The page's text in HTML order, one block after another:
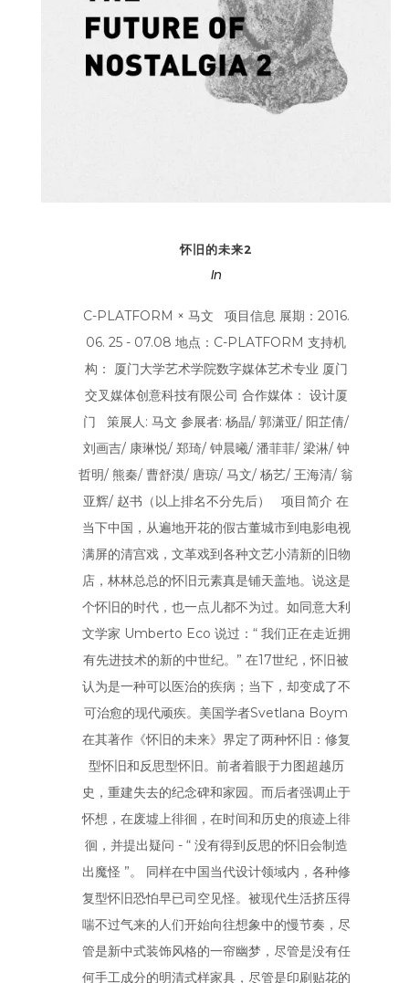
怀旧的未来2
In
C-PLATFORM × 马文 项目信息 展期：2016.
06. 25 - 07.08 地点：C-PLATFORM 支持机
构： 厦门大学艺术学院数字媒体艺术专业 厦门
交叉媒体创意科技有限公司 合作媒体： 设计厦
门 策展人: 马文 参展者: 杨晶/ 郭潇亚/ 阳芷倩/
刘画吉/ 康琳悦/ 郑琦/ 钟晨曦/ 潘菲菲/ 梁淋/ 钟
哲明/ 熊秦/ 曹舒漠/ 唐琼/ 马文/ 杨艺/ 王海清/ 翁
亚辉/ 赵书（以上排名不分先后） 项目简介 在
当下中国，从遍地开花的假古董城市到电影电视
满屏的清宫戏，文革戏到各种文艺小清新的旧物
店，林林总总的怀旧元素真是铺天盖地。说这是
个怀旧的时代，也一点儿都不为过。如同意大利
文学家 Umberto Eco 说过：“ 我们正在走近拥
有先进技术的新的中世纪。” 在17世纪，怀旧被
认为是一种可以医治的疾病；当下，却变成了不
可治愈的现代顽疾。美国学者Svetlana Boym
在其著作《怀旧的未来》界定了两种怀旧：修复
型怀旧和反思型怀旧。前者着眼于力图超越历
史，重建失去的纪念碑和家园。而后者强调止于
怀想，在废墟上徘徊，在时间和历史的痕迹上徘
徊，并提出疑问 - “ 没有得到反思的怀旧会制造
出魔怪 ”。 同样在中国当代设计领域内，各种修
复型怀旧恐怕早已司空见怪。被现代生活挤压得
喘不过气来的人们开始向往想象中的慢节奏，尽
管是新中式装饰风格的一帘幽梦，尽管是没有任
何手工成分的明清式样家具，尽管是印刷贴花的